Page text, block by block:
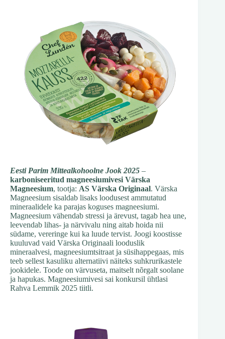
Eesti Parim Mittealkohoolne Jook 2025 –
karboniseeritud magneesiumivesi Värska
Magneesium, tootja: AS Värska Originaal. Värska
Magneesium sisaldab lisaks loodusest ammutatud
mineraalidele ka parajas koguses magneesiumi.
Magneesium vähendab stressi ja ärevust, tagab hea une,
leevendab lihas- ja närvivalu ning aitab hoida nii
südame, vereringe kui ka luude tervist. Joogi koostisse
kuuluvad vaid Värska Originaali looduslik
mineraalvesi, magneesiumtsitraat ja süsihappegaas, mis
teeb sellest kasuliku alternatiivi näiteks suhkrurikastele
jookidele. Toode on värvuseta, maitselt nõrgalt soolane
ja hapukas. Magneesiumivesi sai konkursil ühtlasi
Rahva Lemmik 2025 tiitli.